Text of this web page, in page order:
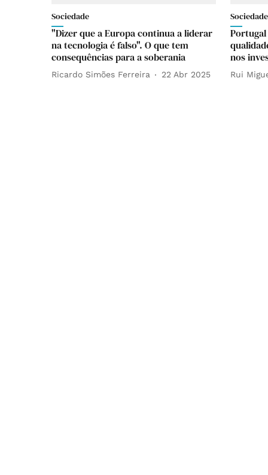
Sociedade
"Dizer que a Europa continua a liderar
na tecnologia é falso". O que tem
consequências para a soberania
Ricardo Simões Ferreira 22 Abr 2025
Sociedade
nos
Rui